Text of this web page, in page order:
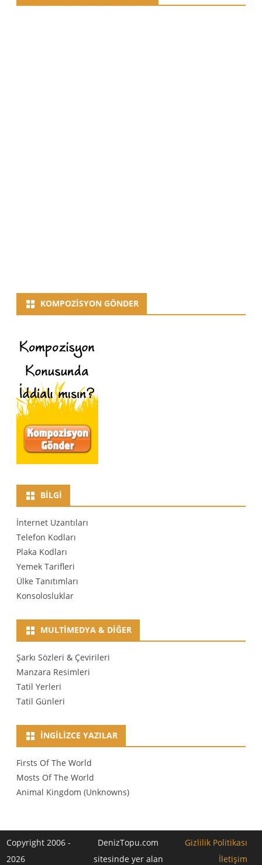
KOMPOZISYON GÖNDER
BILGI
İnternet Uzantıları
Telefon Kodları
Plaka Kodları
Yemek Tarifleri
Ülke Tanıtımları
Konsolosluklar
MULTIMEDYA & DIĞER
Şarkı Sözleri & Çevirileri
Manzara Resimleri
Tatil Yerleri
Tatil Günleri
İNGILIZCE YAZILAR
Firsts Of The World
Mosts Of The World
Animal Kingdom (Unknowns)
Copyright 2006 -
2026
DenizTopu.com
sitesinde yer alan
Gizlilik Politikası
İletişim